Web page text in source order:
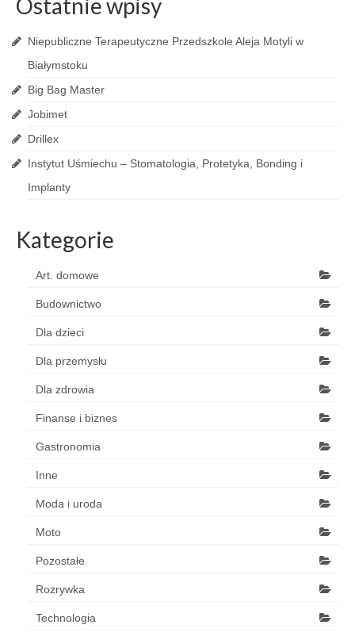
Ostatnie wpisy
Niepubliczne Terapeutyczne Przedszkole Aleja Motyli w
Białymstoku
Big Bag Master
Jobimet
Drillex
Instytut Uśmiechu – Stomatologia, Protetyka, Bonding i
Implanty
Kategorie
Art. domowe
Budownictwo
Dla dzieci
Dla przemysłu
Dla zdrowia
Finanse i biznes
Gastronomia
Inne
Moda i uroda
Moto
Pozostałe
Rozrywka
Technologia